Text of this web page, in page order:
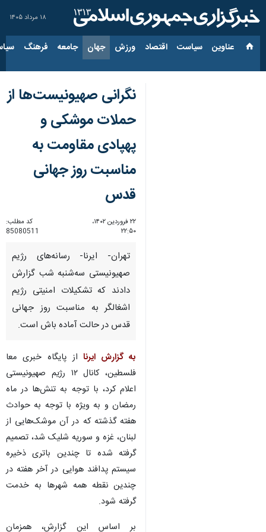
۱۸ مرداد ۱۴۰۵
عناوین‌ سیاست اقتصاد ورزش جهان جامعه فرهنگ
نگرانی صهیونیست‌ها از
حملات موشکی و
پهپادی مقاومت به
مناسبت روز جهانی
قدس
۲۲ فروردین ۱۴۰۲،
۲۲:۵۰
کد مطلب:
85080511
تهران- ایرنا- رسانه‌های رژیم
صهیونیستی سه‌شنبه شب گزارش
دادند که تشکیلات امنیتی رژیم
اشغالگر به ‌مناسبت روز جهانی
قدس در حالت آماده ‌باش است.
به گزارش ایرنااز پایگاه خبری معا
فلسطین، کانال ۱۲ رژیم صهیونیستی
اعلام کرد، با توجه به تنش‌ها در ماه
رمضان و به ویژه با توجه به حوادث
هفته گذشته که در آن موشک‌هایی از
لبنان، غزه و سوریه شلیک شد، تصمیم
گرفته شده تا چندین باتری ذخیره
سیستم پدافند هوایی در آخر هفته در
چندین نقطه همه شهرها به خدمت
گرفته شود.
بر اساس این گزارش، همزمان